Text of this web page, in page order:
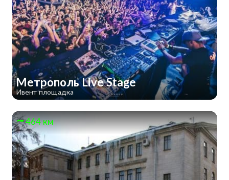
Метрополь Live Stage
Ивент площадка
464 км